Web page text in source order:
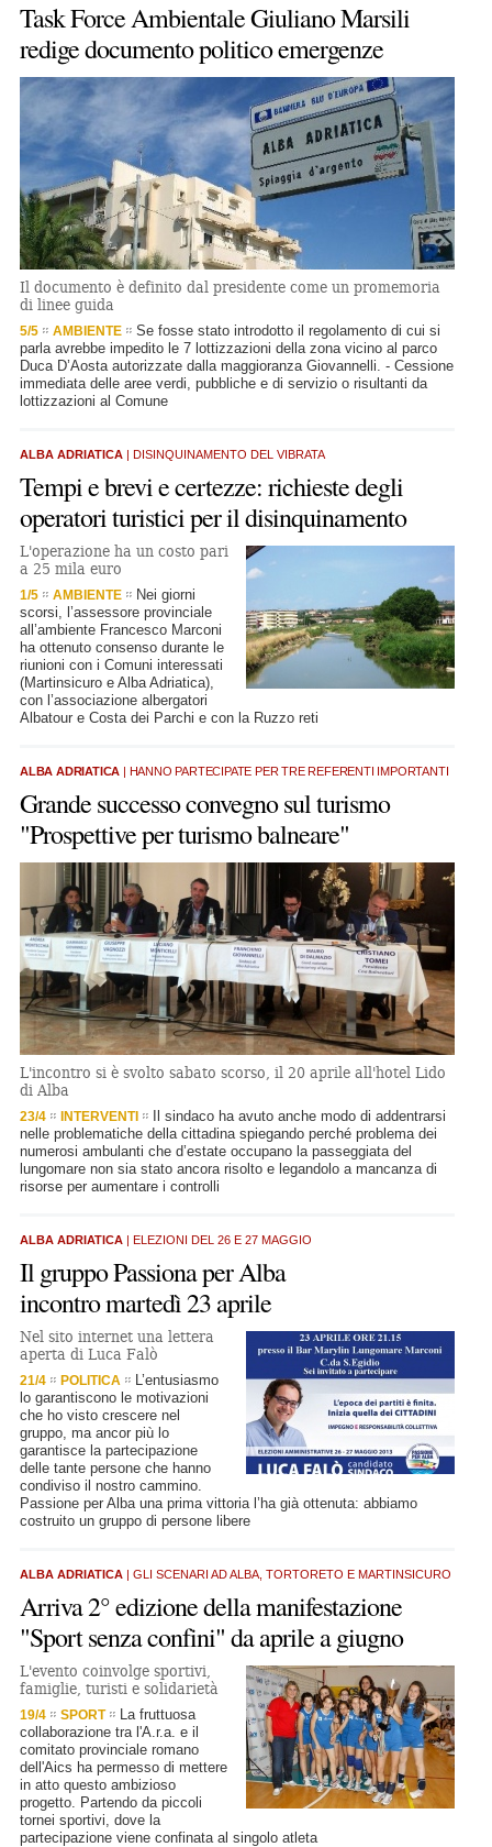
Task Force Ambientale Giuliano Marsili
redige documento politico emergenze
Il documento è definito dal presidente come un promemoria
di linee guida
5/5 AMBIENTE
Se fosse stato introdotto il regolamento di cui si
parla avrebbe impedito le 7 lottizzazioni della zona vicino al parco
Duca D’Aosta autorizzate dalla maggioranza Giovannelli. - Cessione
immediata delle aree verdi, pubbliche e di servizio o risultanti da
lottizzazioni al Comune
ALBA ADRIATICA | DISINQUINAMENTO DEL VIBRATA
Tempi e brevi e certezze: richieste degli
operatori turistici per il disinquinamento
L'operazione ha un costo pari
a 25 mila euro
1/5 AMBIENTE
Nei giorni
scorsi, l’assessore provinciale
all’ambiente Francesco Marconi
ha ottenuto consenso durante le
riunioni con i Comuni interessati
(Martinsicuro e Alba Adriatica),
con l’associazione albergatori
Albatour e Costa dei Parchi e con la Ruzzo reti
ALBA ADRIATICA | HANNO PARTECIPATE PER TRE REFERENTI IMPORTANTI
Grande successo convegno sul turismo
"Prospettive per turismo balneare"
L'incontro si è svolto sabato scorso, il 20 aprile all'hotel Lido
di Alba
23/4 INTERVENTI
Il sindaco ha avuto anche modo di addentrarsi
nelle problematiche della cittadina spiegando perché problema dei
numerosi ambulanti che d’estate occupano la passeggiata del
lungomare non sia stato ancora risolto e legandolo a mancanza di
risorse per aumentare i controlli
ALBA ADRIATICA | ELEZIONI DEL 26 E 27 MAGGIO
Il gruppo Passiona per Alba
incontro martedì 23 aprile
Nel sito internet una lettera
aperta di Luca Falò
21/4 POLITICA
L’entusiasmo
lo garantiscono le motivazioni
che ho visto crescere nel
gruppo, ma ancor più lo
garantisce la partecipazione
delle tante persone che hanno
condiviso il nostro cammino.
Passione per Alba una prima vittoria l’ha già ottenuta: abbiamo
costruito un gruppo di persone libere
ALBA ADRIATICA | GLI SCENARI AD ALBA, TORTORETO E MARTINSICURO
Arriva 2° edizione della manifestazione
"Sport senza confini" da aprile a giugno
L'evento coinvolge sportivi,
famiglie, turisti e solidarietà
19/4 SPORT
La fruttuosa
collaborazione tra l'A.r.a. e il
comitato provinciale romano
dell'Aics ha permesso di mettere
in atto questo ambizioso
progetto. Partendo da piccoli
tornei sportivi, dove la
partecipazione viene confinata al singolo atleta